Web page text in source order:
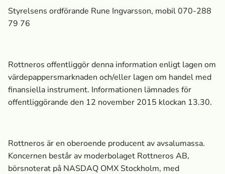
Styrelsens ordförande Rune Ingvarsson, mobil 070-288
79 76
Rottneros offentliggör denna information enligt lagen om
värdepappersmarknaden och/eller lagen om handel med
finansiella instrument. Informationen lämnades för
offentliggörande den 12 november 2015 klockan 13.30.
Rottneros är en oberoende producent av avsalumassa­.
Koncernen består av moderbolaget Rottneros AB,
börsnoterat på NASDAQ OMX Stockholm, med